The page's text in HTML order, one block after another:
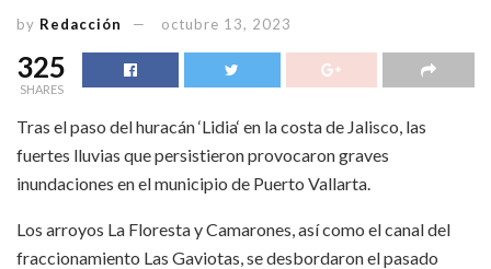
by Redacción octubre 13, 2023
325
SHARES
Tras el paso del huracán ‘Lidia‘ en la costa de Jalisco, las
fuertes lluvias que persistieron provocaron graves
inundaciones en el municipio de Puerto Vallarta.
Los arroyos La Floresta y Camarones, así como el canal del
fraccionamiento Las Gaviotas, se desbordaron el pasado